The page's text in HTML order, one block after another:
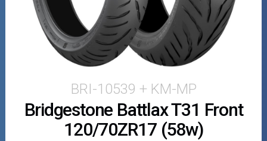
Ajovarusteet
Nastarenkaat
Öljyt ja kemikaalit
BRI-10539 + KM-MP
Bridgestone Battlax T31 Front
120/70ZR17 (58w)